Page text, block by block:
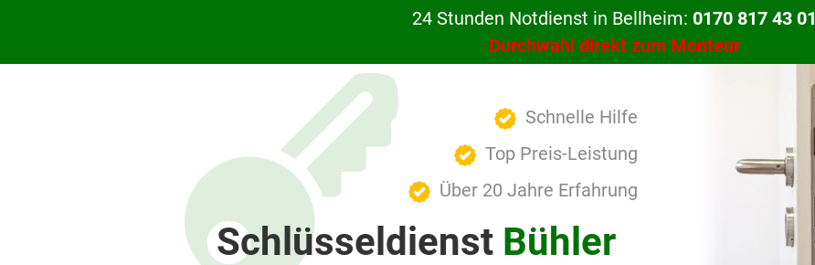
24 Stunden Notdienst in Bellheim: 0170 817 43 01
Durchwahl direkt zum Monteur
Schnelle Hilfe
Top Preis-Leistung
Über 20 Jahre Erfahrung
Schlüsseldienst Bühler